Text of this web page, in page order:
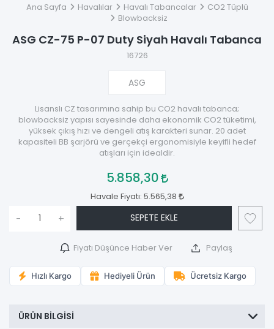
Ana Sayfa Havalılar Havalı Tabancalar
CO2 Tüplü
Blowbacksiz
ASG CZ-75 P-07 Duty Siyah Havalı Tabanca
16726
ASG
Lisanslı CZ tasarımına sahip bu CO2 havalı tabanca;
blowbacksiz yapısı sayesinde daha ekonomik CO2 tüketimi,
yüksek çıkış hızı ve dengeli atış karakteri sunar. 20 adet
kapasiteli BB şarjörü ve gerçekçi ergonomisiyle keyifli hedef
atışları için idealdir.
5.858,30
Havale Fiyatı: 5.565,38
- + SEPETE EKLE
Fiyatı Düşünce Haber Ver Paylaş
Hızlı Kargo Hediyeli Ürün Ücretsiz Kargo
ÜRÜN BILGISI